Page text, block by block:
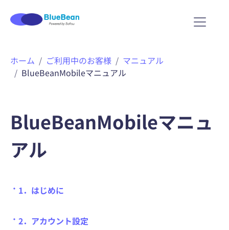
ホーム ご利用中のお客様
マニュアル
BlueBeanMobileマニュアル
BlueBeanMobileマニュ
アル
・ 1．はじめに
・ 2．アカウント設定